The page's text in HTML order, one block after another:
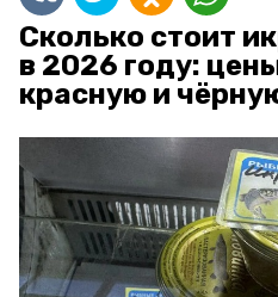
Сколько стоит
в 2026 году:
красную и